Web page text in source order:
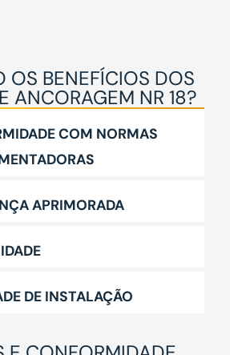
OS BENEFÍCIOS DOS
ANCORAGEM NR 18?
COM NORMAS
APRIMORADA
DE INSTALAÇÃO